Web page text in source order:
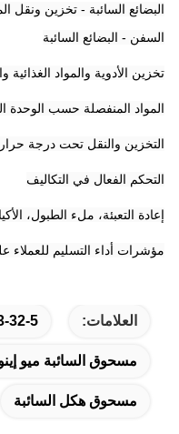
البضائع السائبة - تخزين ونقل
السفن - البضائع السائبة
تخزين الأدوية والمواد الغذائية
المواد المنفصلة حسب الوحدة
التخزين والنقل تحت درجة حرارة
التحكم الفعال في التكاليف
إعادة التعبئة، ملء الطبول،
مؤشرات أداء التسليم للعملاء
العلامات: 32-5
مسحوق السائبة ميو
مسحوق هكل السائبة